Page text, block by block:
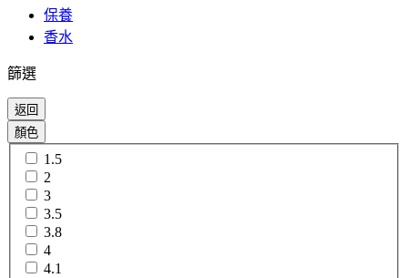
保養
香水
篩選
返回
顏色
1.5
2
3
3.5
3.8
4
4.1